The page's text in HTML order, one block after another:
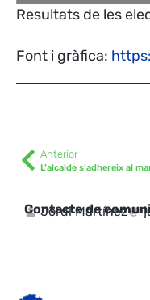
Resultats de les
Font i gràfica:
Anterior
L’alcalde s’adhereix al
Contacte de
Jordi Martínez